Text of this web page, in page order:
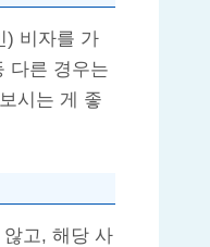
) 비자를 가
다른 경우는
시는 게 좋
고, 해당 사